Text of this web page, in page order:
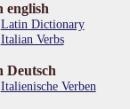
english
Latin Dictionary
Italian Verbs
Deutsch
Italienische Verben